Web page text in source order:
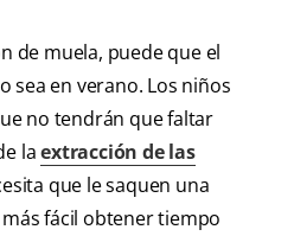
de muela, puede que el
sea en verano. Los niños
no tendrán que faltar
laextracción de las
que le saquen una
fácil obtener tiempo